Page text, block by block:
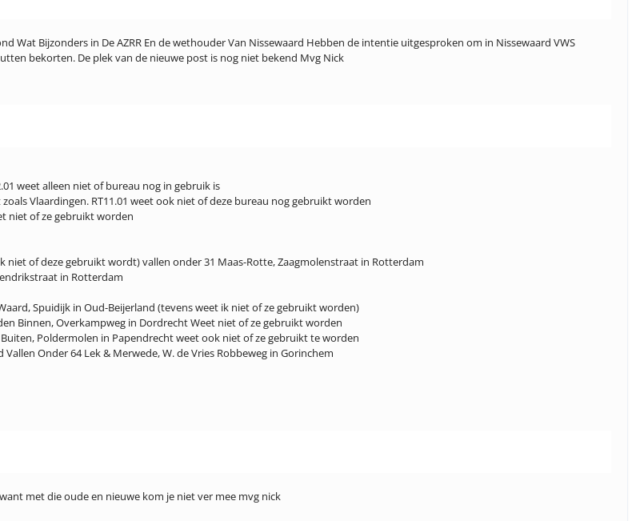
Wat Bijzonders in De AZRR En de wethouder Van Nissewaard Hebben de intentie uitgesproken om in Nissewaard VWS
bekorten. De plek van de nieuwe post is nog niet bekend Mvg Nick
weet alleen niet of bureau nog in gebruik is
Vlaardingen. RT11.01 weet ook niet of deze bureau nog gebruikt worden
niet of ze gebruikt worden
of deze gebruikt wordt) vallen onder 31 Maas-Rotte, Zaagmolenstraat in Rotterdam
in Rotterdam
Spuidijk in Oud-Beijerland (tevens weet ik niet of ze gebruikt worden)
Binnen, Overkampweg in Dordrecht Weet niet of ze gebruikt worden
Poldermolen in Papendrecht weet ook niet of ze gebruikt te worden
Onder 64 Lek & Merwede, W. de Vries Robbeweg in Gorinchem
met die oude en nieuwe kom je niet ver mee mvg nick